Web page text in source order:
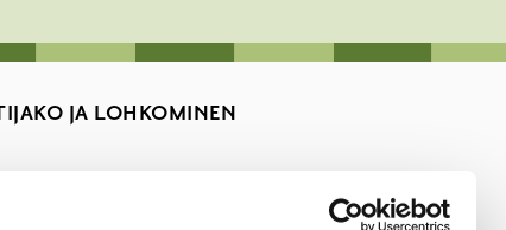
JA LOHKOMINEN
mittaukset jne.).